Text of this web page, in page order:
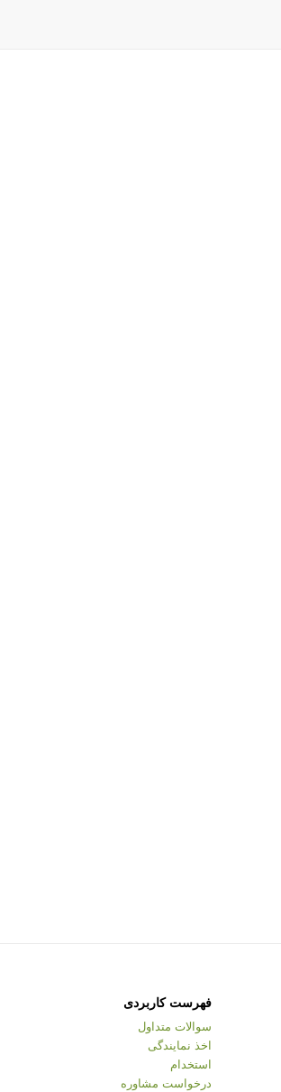
فهرست کاربردی
سوالات متداول
اخذ نمایندگی
استخدام
درخواست مشاوره